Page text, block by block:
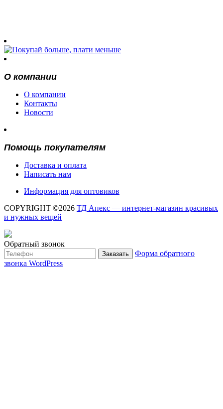
О компании
О компании
Контакты
Новости
Помощь покупателям
Доставка и оплата
Написать нам
Информация для оптовиков
COPYRIGHT ©2026 ТД Апекс — интернет-магазин красивых
и нужных вещей
Обратный звонок
Заказать
Форма обратного
звонка WordPress